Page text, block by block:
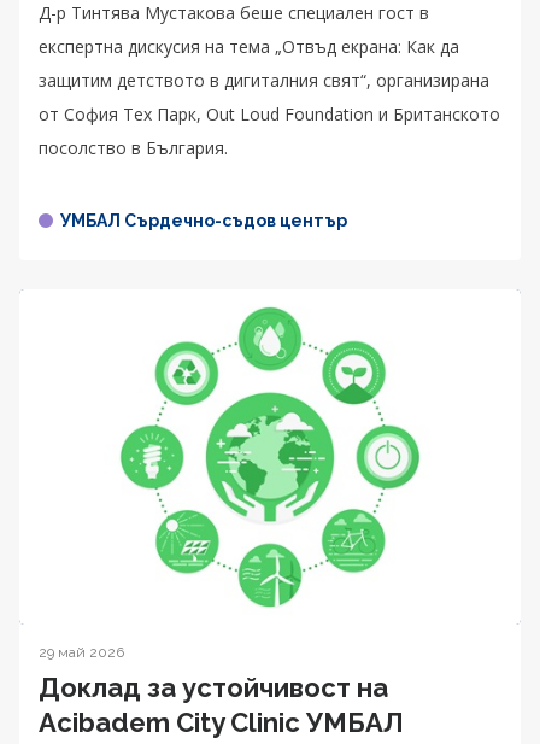
Д-р Тинтява Мустакова беше специален гост в
експертна дискусия на тема „Отвъд екрана: Как да
защитим детството в дигиталния свят“, организирана
от София Тех Парк, Out Loud Foundation и Британското
посолство в България.
УМБАЛ Сърдечно-съдов център
29 май 2026
Доклад за устойчивост на
Acibadem City Clinic УМБАЛ